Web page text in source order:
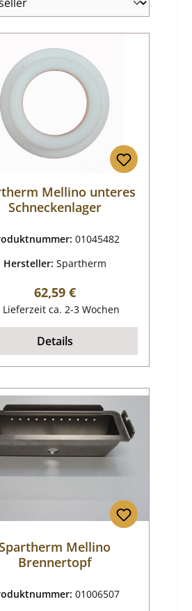
Mellino unteres
Schneckenlager
01045482
Hersteller: Spartherm
Regulärer Preis:
62,59 €
Lieferzeit ca. 2-3 Wochen
Details
Mellino
Brennertopf
01006507